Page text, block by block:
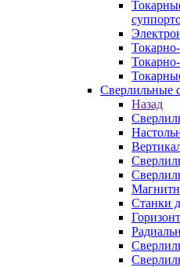
Сверлильные
Назад
Станки